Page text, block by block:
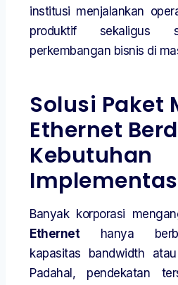
institusi menjalankan
produktif sekaligus
perkembangan bisnis di
Solusi Paket
Ethernet
Kebutuhan
Banyak korporasi
Ethernethanya
kapasitas bandwidth
Padahal, pendekatan